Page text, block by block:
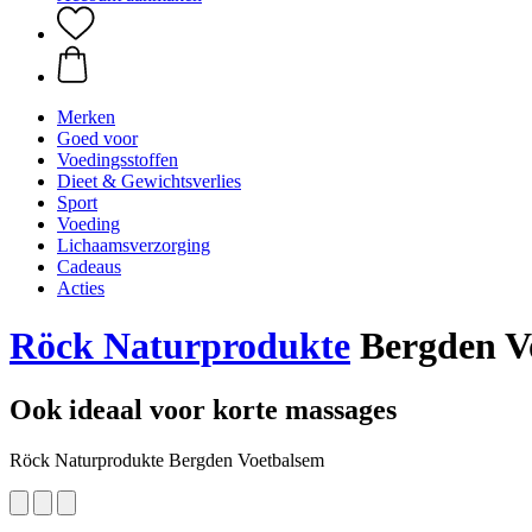
Merken
Goed voor
Voedingsstoffen
Dieet & Gewichtsverlies
Sport
Voeding
Lichaamsverzorging
Cadeaus
Acties
Röck Naturprodukte Bergden
Ook ideaal voor korte massages
Röck Naturprodukte Bergden Voetbalsem